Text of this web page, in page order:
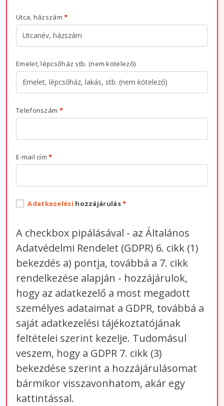
Utca, házszám*
Emelet, lépcsőház stb. (nem kötelező)
Telefonszám *
E-mail cím*
Adatkezelési hozzájárulás*
A checkbox pipálásával - az Általános
Adatvédelmi Rendelet (GDPR) 6. cikk (1)
bekezdés a) pontja, továbbá a 7. cikk
rendelkezése alapján - hozzájárulok,
hogy az adatkezelő a most megadott
személyes adataimat a GDPR, továbbá a
saját adatkezelési tájékoztatójának
feltételei szerint kezelje. Tudomásul
veszem, hogy a GDPR 7. cikk (3)
bekezdése szerint a hozzájárulásomat
bármikor visszavonhatom, akár egy
kattintással.